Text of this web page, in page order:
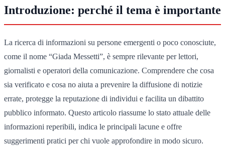
Introduzione: perché il tema è importante
La ricerca di informazioni su persone emergenti o poco conosciute,
come il nome “Giada Messetti”, è sempre rilevante per lettori,
giornalisti e operatori della comunicazione. Comprendere che cosa
sia verificato e cosa no aiuta a prevenire la diffusione di notizie
errate, protegge la reputazione di individui e facilita un dibattito
pubblico informato. Questo articolo riassume lo stato attuale delle
informazioni reperibili, indica le principali lacune e offre
suggerimenti pratici per chi vuole approfondire in modo sicuro.